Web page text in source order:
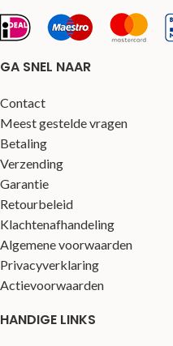
GA SNEL NAAR
Contact
Meest gestelde vragen
Betaling
Verzending
Garantie
Retourbeleid
Klachtenafhandeling
Algemene voorwaarden
Privacyverklaring
Actievoorwaarden
HANDIGE LINKS